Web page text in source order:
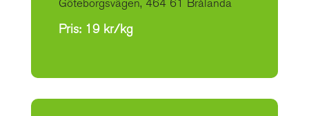
Göteborgsvägen, 464 61 Brålanda
Pris: 19 kr/kg